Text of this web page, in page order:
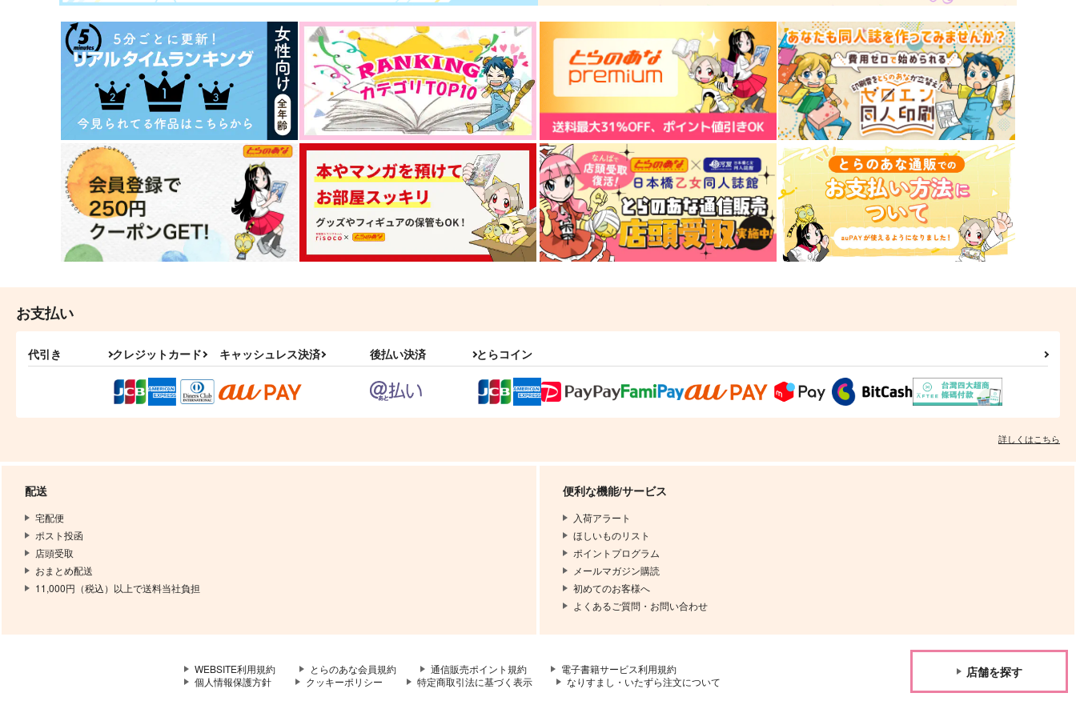
お支払い
代引き クレジットカード キャッシュレス決済 後払い決済 とらコイン
詳しくはこちら
配送
宅配便
ポスト投函
店頭受取
おまとめ配送
11,000円（税込）以上で送料当社負担
便利な機能/サービス
入荷アラート
ほしいものリスト
ポイントプログラム
メールマガジン購読
初めてのお客様へ
よくあるご質問・お問い合わせ
WEBSITE利用規約 とらのあな会員規約 通信販売ポイント規約
電子書籍サービス利用規約
個人情報保護方針
クッキーポリシー 特定商取引法に基づく表示 なりすまし・いたずら注文について
店舗を探す